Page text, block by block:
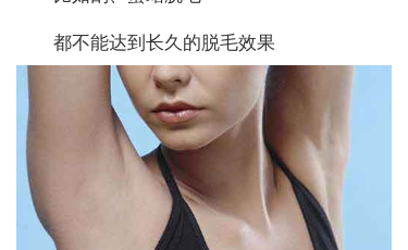
都不能达到长久的脱毛效果